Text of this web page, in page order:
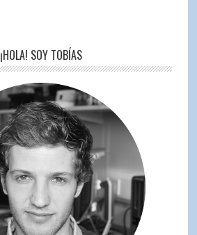
¡HOLA! SOY TOBÍAS